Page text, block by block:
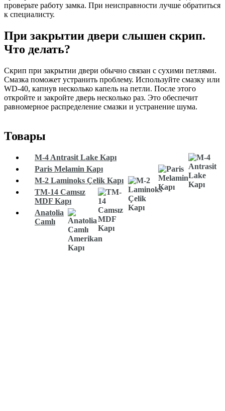
проверьте работу замка. При неисправности лучше обратиться
к специалисту.
При закрытии двери слышен скрип.
Что делать?
Скрип при закрытии двери обычно связан с сухими петлями.
Смазка поможет устранить проблему. Используйте смазку или
WD-40, капнув несколько капель на петли. После этого
откройте и закройте дверь несколько раз. Это обеспечит
равномерное распределение смазки и устранение шума.
Товары
M-4 Antrasit Lake Kapı
Paris Melamin Kapı
M-2 Laminoks Çelik Kapı
TM-14 Camsız
MDF Kapı
Anatolia
Camlı